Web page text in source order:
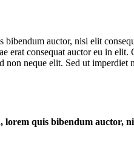
auctor, nisi elit
consequat auctor eu in
neque elit. Sed ut
quis bibendum auctor,